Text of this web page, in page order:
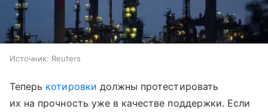
Источник: Reuters
Теперь котировки должны протестировать
их на прочность уже в качестве поддержки. Если